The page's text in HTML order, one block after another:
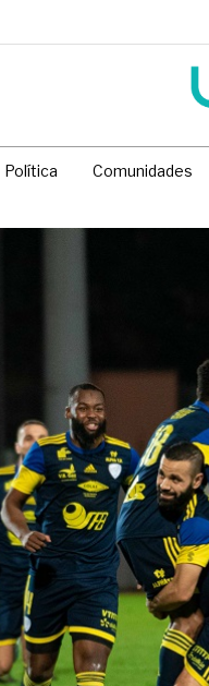
Política Comunidades